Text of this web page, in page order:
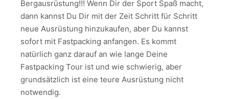
Bergausrüstung!!! Wenn Dir der Sport Spaß macht,
dann kannst Du Dir mit der Zeit Schritt für Schritt
neue Ausrüstung hinzukaufen, aber Du kannst
sofort mit Fastpacking anfangen. Es kommt
natürlich ganz darauf an wie lange Deine
Fastpacking Tour ist und wie schwierig, aber
grundsätzlich ist eine teure Ausrüstung nicht
notwendig.